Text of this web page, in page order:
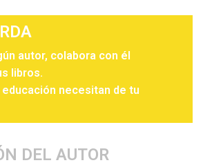
autor, colabora con él
libros.
educación necesitan de tu
DEL AUTOR